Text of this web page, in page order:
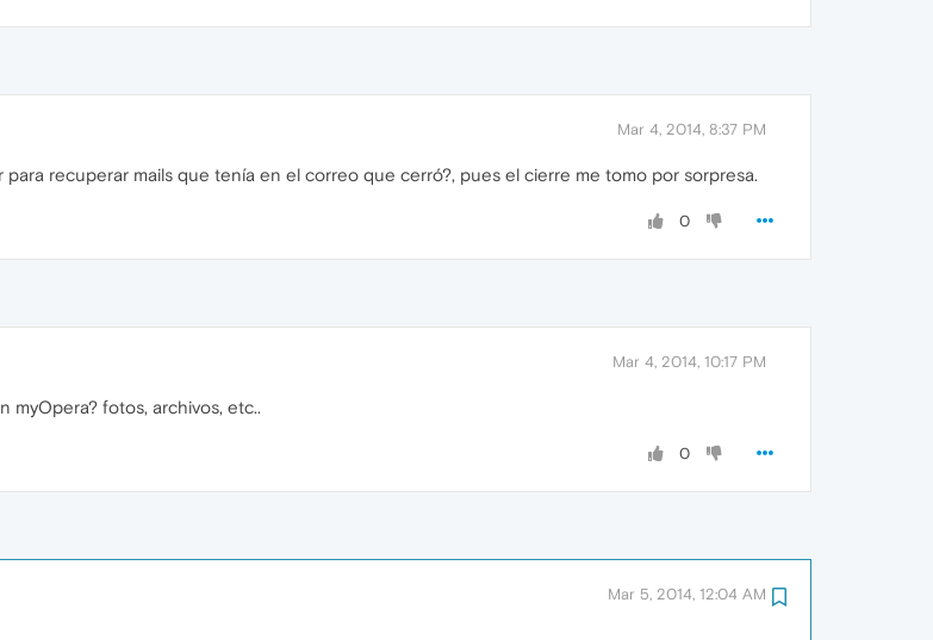
Mar 4, 2014, 8:37 PM
recuperar mails que tenía en el correo que cerró?, pues el cierre me tomo por sorpresa.
0
Mar 4, 2014, 10:17 PM
myOpera? fotos, archivos, etc..
0
Mar 5, 2014, 12:04 AM